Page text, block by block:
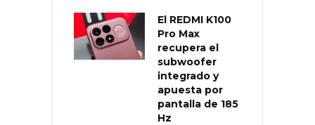
El REDMI K100
Pro Max
recupera el
subwoofer
integrado y
apuesta por
pantalla de 185
Hz